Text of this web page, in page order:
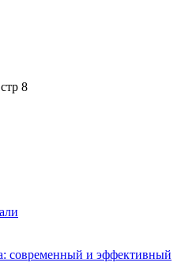
8
современный и эффективный